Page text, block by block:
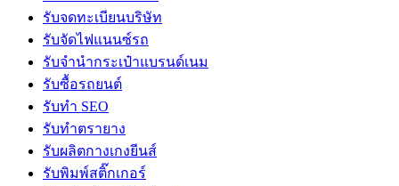
รับจดทะเบียนบริษัท
รับจัดไฟแนนซ์รถ
รับจำนำกระเป๋าแบรนด์เนม
รับซื้อรถยนต์
รับทำ SEO
รับทำตรายาง
รับผลิตกางเกงยีนส์
รับพิมพ์สติ๊กเกอร์